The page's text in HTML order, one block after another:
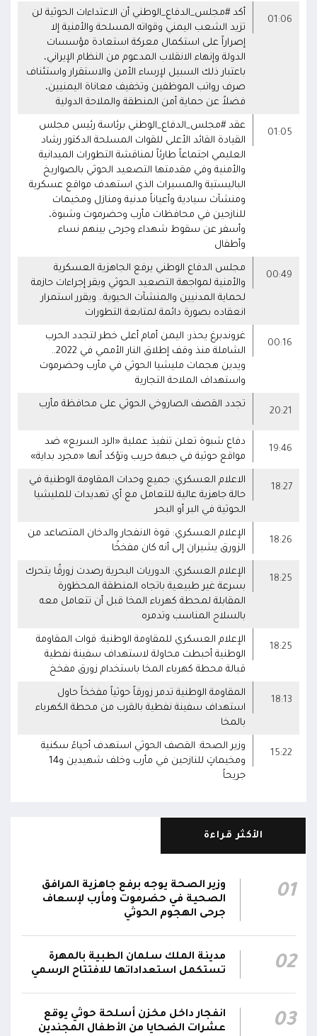
01:06
أكد #مجلس_الدفاع_الوطني أن الاعتداءات الحوثية لن
تزيد الشعب اليمني وقواته المسلحة والأمنية إلا
إصراراً على استكمال معركة استعادة مؤسسات
الدولة وإنهاء الانقلاب المدعوم من النظام الإيراني،
باعتبار ذلك السبيل لإرساء الأمن والاستقرار واستئناف
صرف رواتب الموظفين وتخفيف معاناة اليمنيين،
فضلاً عن حماية أمن المنطقة والملاحة الدولية
01:05
عقد #مجلس_الدفاع_الوطني برئاسة رئيس مجلس
القيادة القائد الأعلى للقوات المسلحة الدكتور رشاد
العليمي اجتماعاً طارئاً لمناقشة التطورات الميدانية
والأمنية وفي مقدمتها التصعيد الحوثي بالصواريخ
الباليستية والمسيرات الذي استهدف مواقع عسكرية
ومنشآت سيادية وأعياناً مدنية ومنازل ومخيمات
للنازحين في محافظات مأرب وحضرموت وشبوة،
وأسفر عن سقوط شهداء وجرحى بينهم نساء
وأطفال
00:49
مجلس الدفاع الوطني يرفع الجاهزية العسكرية
والأمنية لمواجهة التصعيد الحوثي ويقر إجراءات حازمة
لحماية المدنيين والمنشآت الحيوية.. ويقرر استمرار
انعقاده بصورة دائمة لمتابعة التطورات
00:16
غروندبرغ يحذر: اليمن أمام أعلى خطر لتجدد الحرب
الشاملة منذ وقف إطلاق النار الأممي في 2022..
ويدين هجمات مليشيا الحوثي في مأرب وحضرموت
واستهداف الملاحة التجارية
20:21
تجدد القصف الصاروخي الحوثي على محافظة مأرب
19:46
دفاع شبوة تعلن تنفيذ عملية «الرد السريع» ضد
مواقع حوثية في جبهة حريب وتؤكد أنها «مجرد بداية»
18:27
الاعلام العسكري: جميع وحدات المقاومة الوطنية في
حالة جاهزية عالية للتعامل مع أي تهديدات للمليشيا
الحوثية في البر أو البحر
18:26
الإعلام العسكري: قوة الانفجار والدخان المتصاعد من
الزورق يشيران إلى أنه كان مفخخًا
18:25
الإعلام العسكري: الدوريات البحرية رصدت زورقًا يتحرك
بسرعة غير طبيعية باتجاه المنطقة المحظورة
المقابلة لمحطة كهرباء المخا قبل أن تتعامل معه
بالسلاح المناسب وتدمره
18:25
الإعلام العسكري للمقاومة الوطنية: قوات المقاومة
الوطنية أحبطت محاولة لاستهداف سفينة نفطية
قبالة محطة كهرباء المخا باستخدام زورق مفخخ
18:13
المقاومة الوطنية تدمر زورقاً حوثياً مفخخاً حاول
استهداف سفينة نفطية بالقرب من محطة الكهرباء
بالمخا
15:22
وزير الصحة: القصف الحوثي استهدف أحياءً سكنية
ومخيماتٍ للنازحين في مأرب وخلف شهيدين و14
جريحاً
الأكثر قراءة
01
وزير الصحة يوجه برفع جاهزية المرافق
الصحية في حضرموت ومأرب لإسعاف
جرحى الهجوم الحوثي
02
مدينة الملك سلمان الطبية بالمهرة
تستكمل استعداداتها للافتتاح الرسمي
03
انفجار داخل مخزن أسلحة حوثي يوقع
عشرات الضحايا من الأطفال المجندين